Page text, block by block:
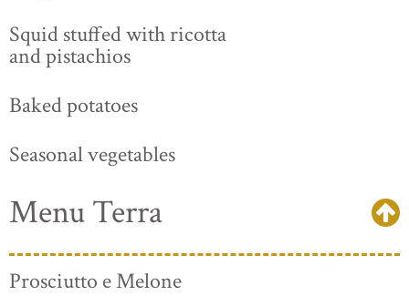
Squid stuffed with ricotta
and pistachios
Baked potatoes
Seasonal vegetables
Menu Terra
Prosciutto e Melone